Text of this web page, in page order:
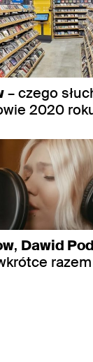
– czego
2020
, Dawid